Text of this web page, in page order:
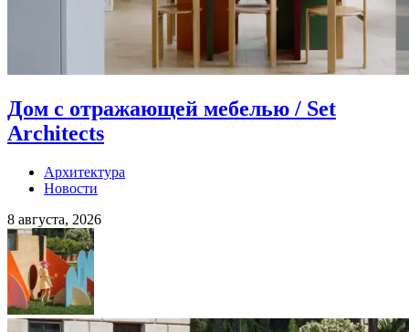
Дом с отражающей мебелью / Set
Architects
Архитектура
Новости
8 августа, 2026